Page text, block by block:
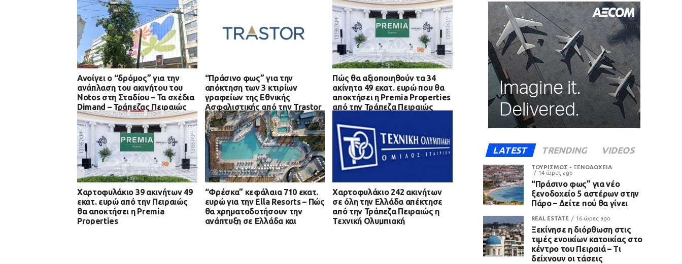
Ανοίγει ο “δρόμος” για την
ανάπλαση του ακινήτου του
Notos στη Σταδίου – Τα σχέδια
Dimand – Τράπεζας Πειραιώς
“Πράσινο φως” για την
απόκτηση των 3 κτιρίων
γραφείων της Εθνικής
Ασφαλιστικής από την Trastor
Πώς θα αξιοποιηθούν τα 34
ακίνητα 49 εκατ. ευρώ που θα
αποκτήσει η Premia Properties
από την Τράπεζα Πειραιώς
Χαρτοφυλάκιο 39 ακινήτων 49
εκατ. ευρώ από την Πειραιώς
θα αποκτήσει η Premia
Properties
“Φρέσκα” κεφάλαια 710 εκατ.
ευρώ για την Ella Resorts – Πώς
θα χρηματοδοτήσουν την
ανάπτυξη σε Ελλάδα και
Χαρτοφυλάκιο 242 ακινήτων
σε όλη την Ελλάδα απέκτησε
από την Τράπεζα Πειραιώς η
Τεχνική Ολυμπιακή
LATEST TRENDING VIDEOS
ΤΟΥΡΙΣΜΟΣ - ΞΕΝΟΔΟΧΕΙΑ
14 ώρες ago
“Πράσινο φως” για νέο
ξενοδοχείο 5 αστέρων στην
Πάρο – Δείτε πού θα γίνει
REAL ESTATE 16 ώρες ago
Ξεκίνησε η διόρθωση στις
τιμές ενοικίων κατοικίας στο
κέντρο του Πειραιά – Τι
δείχνουν οι τάσεις